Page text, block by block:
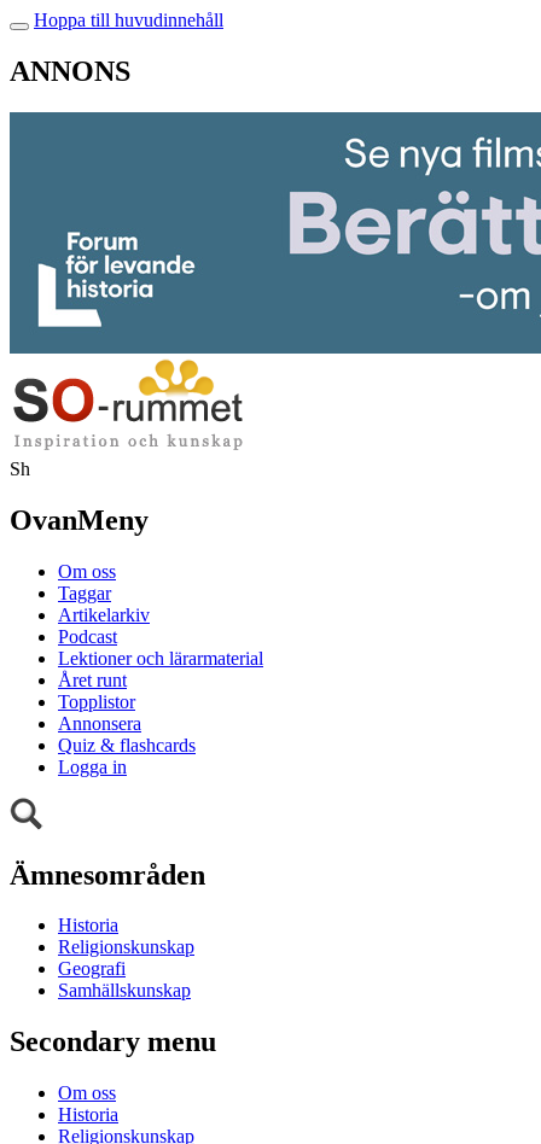
Hoppa till huvudinnehåll
ANNONS
Sh
OvanMeny
Om oss
Taggar
Artikelarkiv
Podcast
Lektioner och lärarmaterial
Året runt
Topplistor
Annonsera
Quiz & flashcards
Logga in
Ämnesområden
Historia
Religionskunskap
Geografi
Samhällskunskap
Secondary menu
Om oss
Historia
Religionskunskap